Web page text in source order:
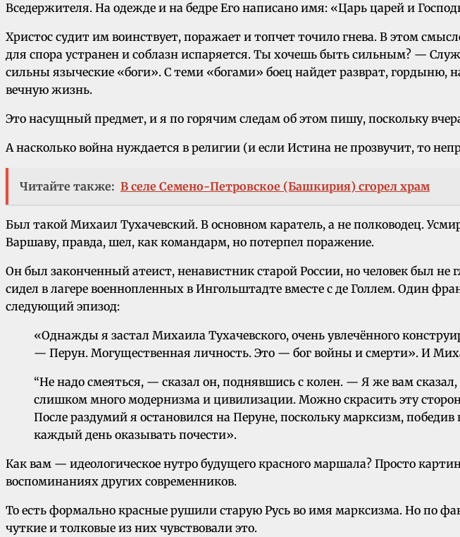
Вседержителя. На одежде и на бедре Его написано имя: «Царь царей и
Христос судит им воинствует, поражает и топчет точило гнева. В этом
для спора устранен и соблазн испаряется. Ты хочешь быть сильным? —
сильны языческие «боги». С теми «богами» боец найдет разврат,
вечную жизнь.
Это насущный предмет, и я по горячим следам об этом пишу, поскольку
А насколько война нуждается в религии (и если Истина не прозвучит, то
Читайте также: В селе Семено-Петровское (Башкирия) сгорел храм
Был такой Михаил Тухачевский. В основном каратель, а не полководец.
Варшаву, правда, шел, как командарм, но потерпел поражение.
Он был законченный атеист, ненавистник старой России, но человек был
сидел в лагере военнопленных в Ингольштадте вместе с де Голлем. Один
следующий эпизод:
«Однажды я застал Михаила Тухачевского, очень увлечённого
— Перун. Могущественная личность. Это — бог войны и смерти». И
“Не надо смеяться, — сказал он, поднявшись с колен. — Я же вам
слишком много модернизма и цивилизации. Можно скрасить эту
После раздумий я остановился на Перуне, поскольку марксизм,
каждый день оказывать почести».
Как вам — идеологическое нутро будущего красного маршала? Просто
воспоминаниях других современников.
То есть формально красные рушили старую Русь во имя марксизма. Но по
чуткие и толковые из них чувствовали это.